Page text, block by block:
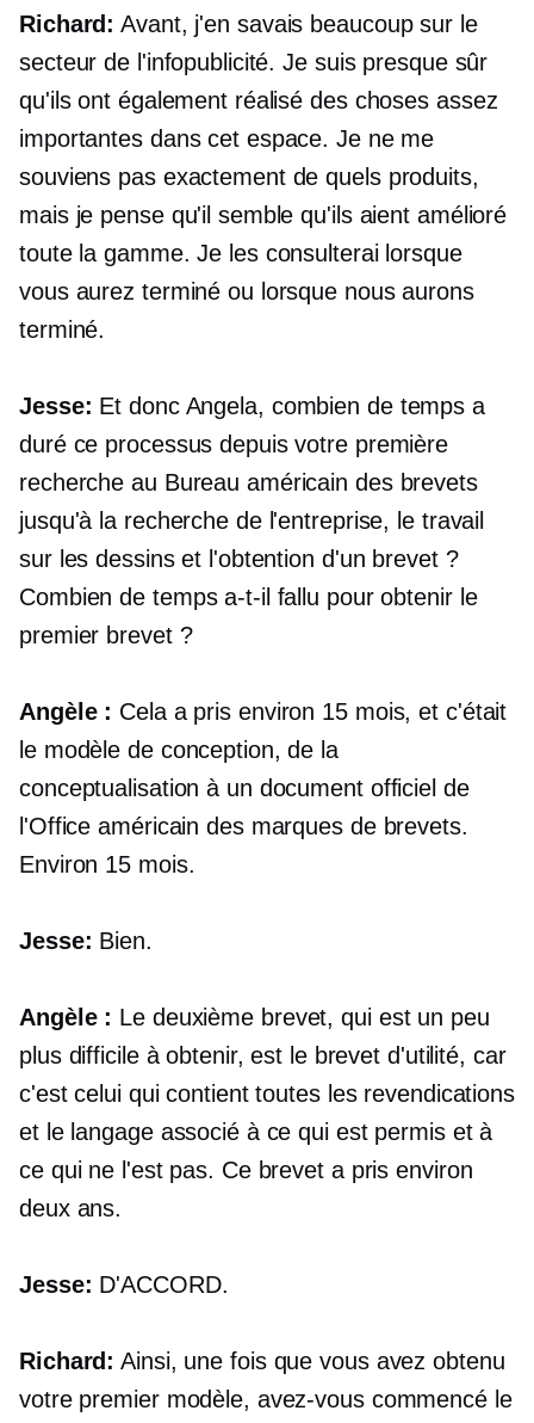
Richard: Avant, j'en savais beaucoup sur le
secteur de l'infopublicité. Je suis presque sûr
qu'ils ont également réalisé des choses assez
importantes dans cet espace. Je ne me
souviens pas exactement de quels produits,
mais je pense qu'il semble qu'ils aient amélioré
toute la gamme. Je les consulterai lorsque
vous aurez terminé ou lorsque nous aurons
terminé.
Jesse: Et donc Angela, combien de temps a
duré ce processus depuis votre première
recherche au Bureau américain des brevets
jusqu'à la recherche de l'entreprise, le travail
sur les dessins et l'obtention d'un brevet ?
Combien de temps a-t-il fallu pour obtenir le
premier brevet ?
Angèle : Cela a pris environ 15 mois, et c'était
le modèle de conception, de la
conceptualisation à un document officiel de
l'Office américain des marques de brevets.
Environ 15 mois.
Jesse: Bien.
Angèle : Le deuxième brevet, qui est un peu
plus difficile à obtenir, est le brevet d'utilité, car
c'est celui qui contient toutes les revendications
et le langage associé à ce qui est permis et à
ce qui ne l'est pas. Ce brevet a pris environ
deux ans.
Jesse: D'ACCORD.
Richard: Ainsi, une fois que vous avez obtenu
votre premier modèle, avez-vous commencé le